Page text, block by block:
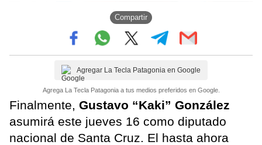
Compartir
Agregar La Tecla Patagonia en Google
Agrega La Tecla Patagonia a tus medios preferidos en Google.
Finalmente, Gustavo “Kaki” González
asumirá este jueves 16 como diputado
nacional de Santa Cruz. El hasta ahora